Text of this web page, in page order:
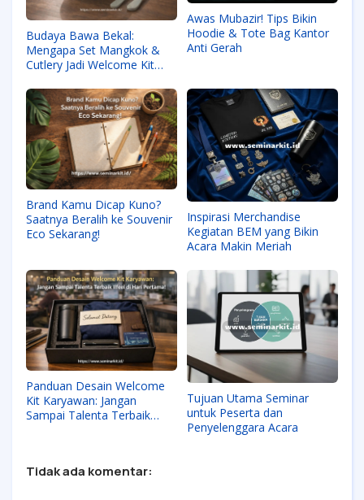
Budaya Bawa Bekal:
Mengapa Set Mangkok &
Cutlery Jadi Welcome Kit
Baru
Awas Mubazir! Tips Bikin
Hoodie & Tote Bag Kantor
Anti Gerah
Brand Kamu Dicap Kuno?
Saatnya Beralih ke Souvenir
Eco Sekarang!
Inspirasi Merchandise
Kegiatan BEM yang Bikin
Acara Makin Meriah
Panduan Desain Welcome
Kit Karyawan: Jangan
Sampai Talenta Terbaik
Tujuan Utama Seminar
untuk Peserta dan
Penyelenggara Acara
Tidak ada komentar: